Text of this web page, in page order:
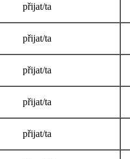
přijat/ta
přijat/ta
přijat/ta
přijat/ta
přijat/ta